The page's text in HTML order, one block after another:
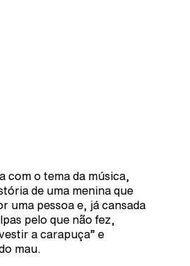
com o tema da música,
de uma menina que
uma pessoa e, já cansada
pelo que não fez,
a carapuça” e
mau.